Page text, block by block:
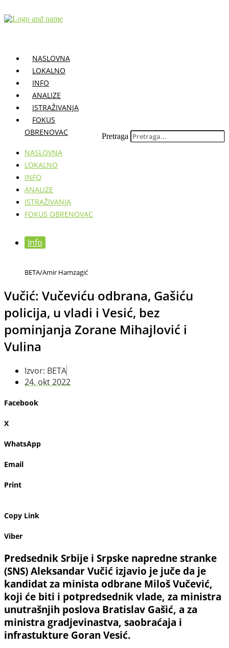
na
NASLOVNA
LOKALNO
INFO
ANALIZE
ISTRAŽIVANJA
FOKUS
OBRENOVAC
NASLOVNA
LOKALNO
INFO
ANALIZE
ISTRAŽIVANJA
FOKUS OBRENOVAC
Pretraga
Info
BETA/Amir Hamzagić
Vučić: Vučeviću odbrana, Gašiću
policija, u vladi i Vesić, bez
pominjanja Zorane Mihajlović i
Vulina
Izvor: BETA
24. okt 2022
Facebook
X
WhatsApp
Email
Print
Copy Link
Viber
Predsednik Srbije i Srpske napredne stranke
(SNS) Aleksandar Vučić izjavio je juče da je
kandidat za minista odbrane Miloš Vučević,
koji će biti i potpredsednik vlade, za ministra
unutrašnjih poslova Bratislav Gašić, a za
ministra gradjevinastva, saobraćaja i
infrastukture Goran Vesić.